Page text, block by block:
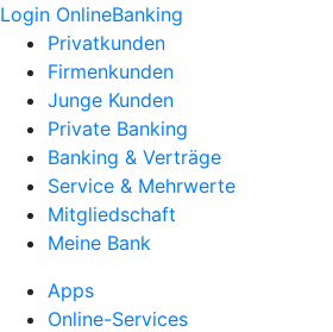
Login OnlineBanking
Privatkunden
Firmenkunden
Junge Kunden
Private Banking
Banking & Verträge
Service & Mehrwerte
Mitgliedschaft
Meine Bank
Apps
Online-Services